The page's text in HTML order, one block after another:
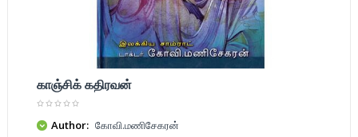
காஞ்சிக் கதிரவன்
Author: கோவி.மணிசேகரன்